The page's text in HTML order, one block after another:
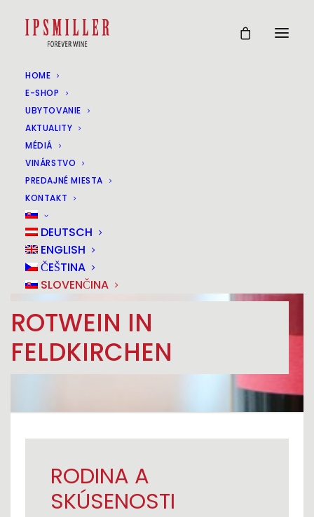
HOME
E-SHOP
UBYTOVANIE
AKTUALITY
MÉDIÁ
VINÁRSTVO
PREDAJNÉ MIESTA
KONTAKT
DEUTSCH
ENGLISH
ČEŠTINA
SLOVENČINA
ROTWEIN IN
FELDKIRCHEN
RODINA A
SKÚSENOSTI